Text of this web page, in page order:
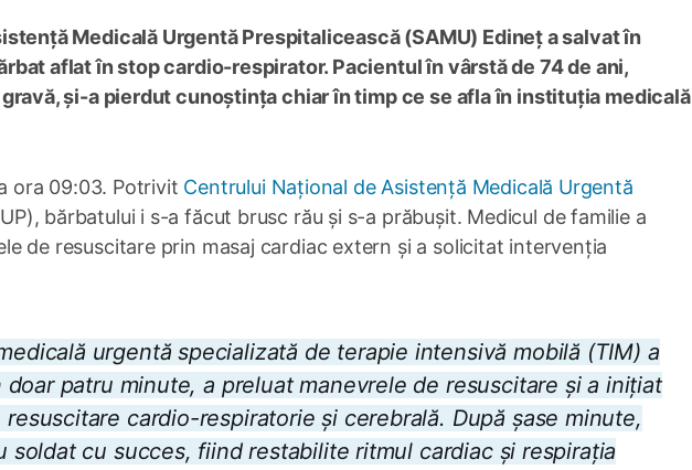
Medicală Urgentă Prespitalicească (SAMU) Edineț a salvat în
aflat în stop cardio-respirator. Pacientul în vârstă de 74 de ani,
și-a pierdut cunoștința chiar în timp ce se afla în instituția medicală
ora 09:03. Potrivit Centrului Național de Asistență Medicală Urgentă
bărbatului i s-a făcut brusc rău și s-a prăbușit. Medicul de familie a
de resuscitare prin masaj cardiac extern și a solicitat intervenția
urgentă specializată de terapie intensivă mobilă (TIM) a
patru minute, a preluat manevrele de resuscitare și a inițiat
cardio-respiratorie și cerebrală. După șase minute,
soldat cu succes, fiind restabilite ritmul cardiac și respirația